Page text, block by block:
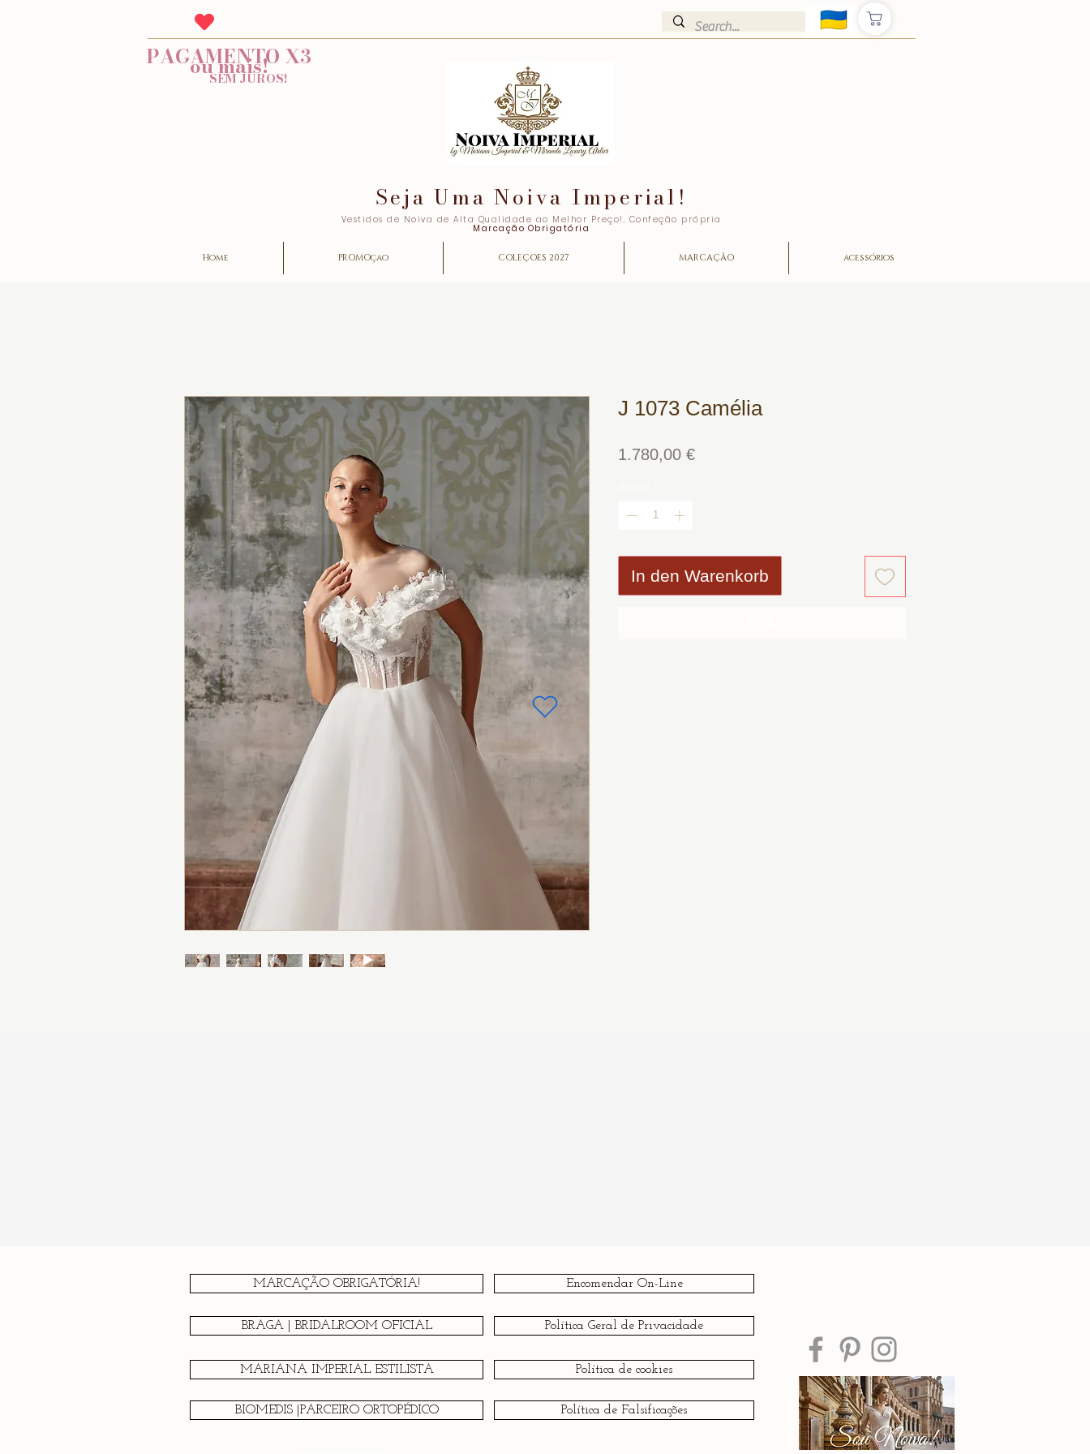
PAGAMENTO X3
ou mais!
SEM JUROS!
Seja Uma Noiva Imperial!
Vestidos de Noiva de Alta Qualidade ao Melhor Preço!. Confeção própria
Marcação Obrigatória
Home PROMOçao COLEÇOES 2027 MARCAÇÃO acessórios
J 1073 Camélia
1.780,00 €Preis
In den Warenkorb
MARCAÇÃO OBRIGATÓRIA! Encomendar On-Line
BRAGA | BRIDALROOM OFICIAL Política Geral de Privacidade
MARIANA IMPERIAL ESTILISTA
BIOMEDIS |PARCEIRO ORTOPÉDICO
Política de cookies
Política de Falsificações